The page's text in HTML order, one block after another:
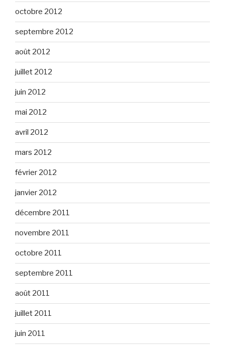
octobre 2012
septembre 2012
août 2012
juillet 2012
juin 2012
mai 2012
avril 2012
mars 2012
février 2012
janvier 2012
décembre 2011
novembre 2011
octobre 2011
septembre 2011
août 2011
juillet 2011
juin 2011